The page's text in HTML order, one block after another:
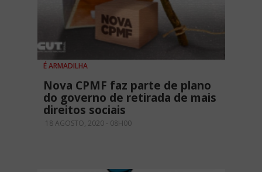
É ARMADILHA
Nova CPMF faz parte de plano
do governo de retirada de mais
direitos sociais
18 AGOSTO, 2020 - 08H00